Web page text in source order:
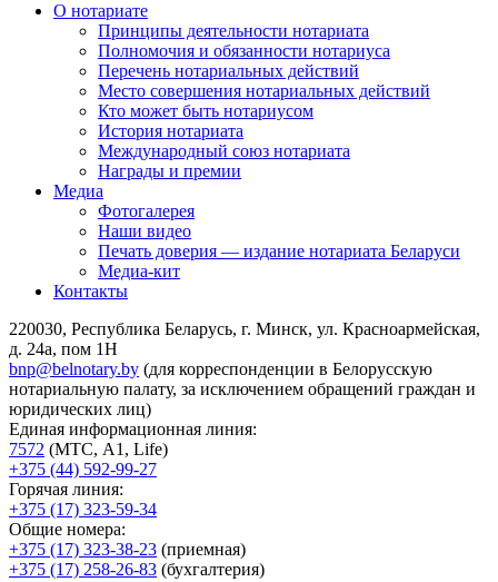
О нотариате
Принципы деятельности нотариата
Полномочия и обязанности нотариуса
Перечень нотариальных действий
Место совершения нотариальных действий
Кто может быть нотариусом
История нотариата
Международный союз нотариата
Награды и премии
Медиа
Фотогалерея
Наши видео
Печать доверия — издание нотариата Беларуси
Медиа-кит
Контакты
220030, Республика Беларусь, г. Минск, ул. Красноармейская,
д. 24а, пом 1Н
bnp@belnotary.by (для корреспонденции в Белорусскую
нотариальную палату, за исключением обращений граждан и
юридических лиц)
Единая информационная линия:
7572 (МТС, A1, Life)
+375 (44) 592-99-27
Горячая линия:
+375 (17) 323-59-34
Общие номера:
+375 (17) 323-38-23 (приемная)
+375 (17) 258-26-83 (бухгалтерия)